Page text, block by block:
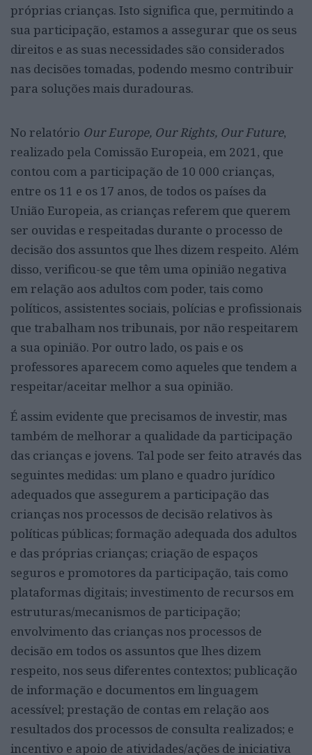
próprias crianças. Isto significa que, permitindo a
sua participação, estamos a assegurar que os seus
direitos e as suas necessidades são considerados
nas decisões tomadas, podendo mesmo contribuir
para soluções mais duradouras.
No relatório Our Europe, Our Rights, Our Future,
realizado pela Comissão Europeia, em 2021, que
contou com a participação de 10 000 crianças,
entre os 11 e os 17 anos, de todos os países da
União Europeia, as crianças referem que querem
ser ouvidas e respeitadas durante o processo de
decisão dos assuntos que lhes dizem respeito. Além
disso, verificou-se que têm uma opinião negativa
em relação aos adultos com poder, tais como
políticos, assistentes sociais, polícias e profissionais
que trabalham nos tribunais, por não respeitarem
a sua opinião. Por outro lado, os pais e os
professores aparecem como aqueles que tendem a
respeitar/aceitar melhor a sua opinião.
É assim evidente que precisamos de investir, mas
também de melhorar a qualidade da participação
das crianças e jovens. Tal pode ser feito através das
seguintes medidas: um plano e quadro jurídico
adequados que assegurem a participação das
crianças nos processos de decisão relativos às
políticas públicas; formação adequada dos adultos
e das próprias crianças; criação de espaços
seguros e promotores da participação, tais como
plataformas digitais; investimento de recursos em
estruturas/mecanismos de participação;
envolvimento das crianças nos processos de
decisão em todos os assuntos que lhes dizem
respeito, nos seus diferentes contextos; publicação
de informação e documentos em linguagem
acessível; prestação de contas em relação aos
resultados dos processos de consulta realizados; e
incentivo e apoio de atividades/ações de iniciativa